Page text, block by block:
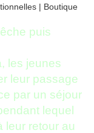
puis
les jeunes
leur passage
par un séjour
lequel
leur retour au